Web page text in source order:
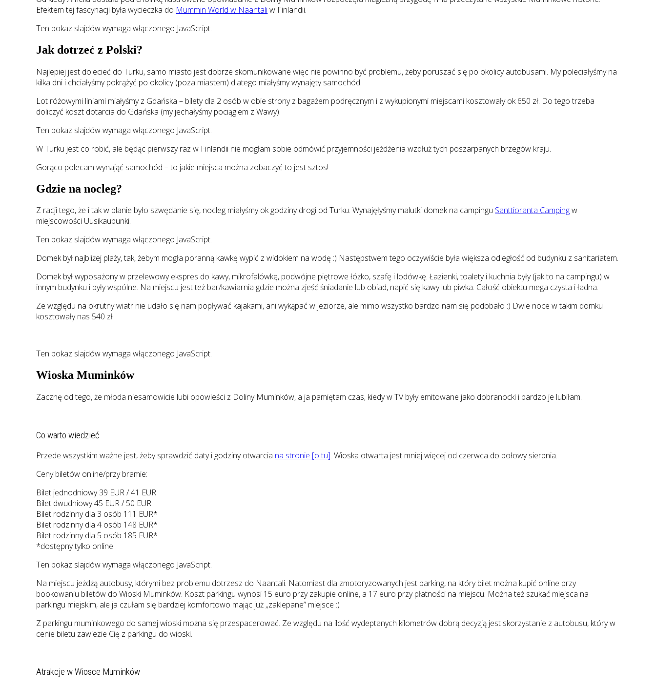
Efektem tej fascynacji była wycieczka do Mummin World w Naantaliw Finlandii.
Ten pokaz slajdów wymaga włączonego JavaScript.
Jak dotrzeć z Polski?
Najlepiej jest dolecieć do Turku, samo miasto jest dobrze skomunikowane więc nie powinno być problemu, żeby poruszać się po okolicy autobusami. My poleciałyśmy na
kilka dni i chciałyśmy pokrążyć po okolicy (poza miastem) dlatego miałyśmy wynajęty samochód.
Lot różowymi liniami miałyśmy z Gdańska – bilety dla 2 osób w obie strony z bagażem podręcznym i z wykupionymi miejscami kosztowały ok 650 zł. Do tego trzeba
doliczyć koszt dotarcia do Gdańska (my jechałyśmy pociągiem z Wawy).
Ten pokaz slajdów wymaga włączonego JavaScript.
W Turku jest co robić, ale będąc pierwszy raz w Finlandii nie mogłam sobie odmówić przyjemności jeżdżenia wzdłuż tych poszarpanych brzegów kraju.
Gorąco polecam wynająć samochód – to jakie miejsca można zobaczyć to jest sztos!
Gdzie na nocleg?
Z racji tego, że i tak w planie było szwędanie się, nocleg miałyśmy ok godziny drogi od Turku. Wynajęłyśmy malutki domek na campingu Santtioranta Campingw
miejscowości Uusikaupunki.
Ten pokaz slajdów wymaga włączonego JavaScript.
Domek był najbliżej plaży, tak, żebym mogła poranną kawkę wypić z widokiem na wodę :) Następstwem tego oczywiście była większa odległość od budynku z sanitariatem.
Domek był wyposażony w przelewowy ekspres do kawy, mikrofalówkę, podwójne piętrowe łóżko, szafę i lodówkę. Łazienki, toalety i kuchnia były (jak to na campingu) w
innym budynku i były wspólne. Na miejscu jest też bar/kawiarnia gdzie można zjeść śniadanie lub obiad, napić się kawy lub piwka. Całość obiektu mega czysta i ładna.
Ze względu na okrutny wiatr nie udało się nam popływać kajakami, ani wykąpać w jeziorze, ale mimo wszystko bardzo nam się podobało :) Dwie noce w takim domku
kosztowały nas 540 zł
Ten pokaz slajdów wymaga włączonego JavaScript.
Wioska Muminków
Zacznę od tego, że młoda niesamowicie lubi opowieści z Doliny Muminków, a ja pamiętam czas, kiedy w TV były emitowane jako dobranocki i bardzo je lubiłam.
Co warto wiedzieć
Przede wszystkim ważne jest, żeby sprawdzić daty i godziny otwarcia na stronie [o tu]. Wioska otwarta jest mniej więcej od czerwca do połowy sierpnia.
Ceny biletów online/przy bramie:
Bilet jednodniowy 39 EUR / 41 EUR
Bilet dwudniowy 45 EUR / 50 EUR
Bilet rodzinny dla 3 osób 111 EUR*
Bilet rodzinny dla 4 osób 148 EUR*
Bilet rodzinny dla 5 osób 185 EUR*
*dostępny tylko online
Ten pokaz slajdów wymaga włączonego JavaScript.
Na miejscu jeżdżą autobusy, którymi bez problemu dotrzesz do Naantali. Natomiast dla zmotoryzowanych jest parking, na który bilet można kupić online przy
bookowaniu biletów do Wioski Muminków. Koszt parkingu wynosi 15 euro przy zakupie online, a 17 euro przy płatności na miejscu. Można też szukać miejsca na
parkingu miejskim, ale ja czułam się bardziej komfortowo mając już „zaklepane” miejsce :)
Z parkingu muminkowego do samej wioski można się przespacerować. Ze względu na ilość wydeptanych kilometrów dobrą decyzją jest skorzystanie z autobusu, który w
cenie biletu zawiezie Cię z parkingu do wioski.
Atrakcje w Wiosce Muminków